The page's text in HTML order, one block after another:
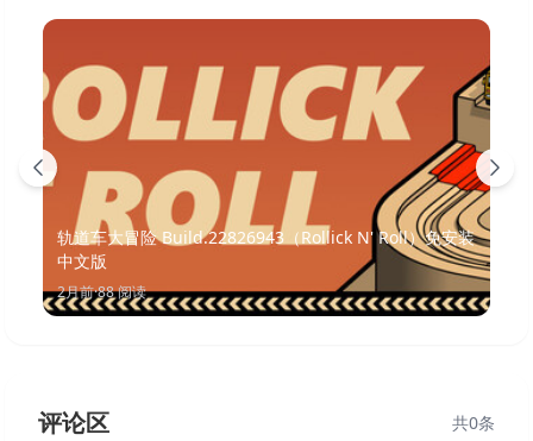
轨道车大冒险 Build.22826943（Rollick N' Roll）免安装
中文版
2月前·88阅读
评论区 共0条